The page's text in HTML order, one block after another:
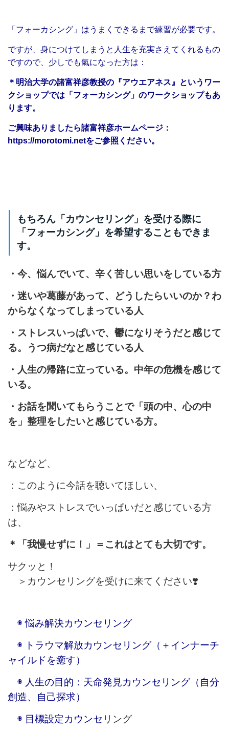
「フォーカシング」はうまくできるまで練習が必要です。
ですが、身につけてしまうと人生を充実さえてくれるもの
ですので、 少しでも氣になった方は：
＊明治大学の諸富祥彦教授の『アウエアネス』というワー
クショップでは「フォーカシング」のワークショップもあ
ります。
ご興味ありましたら諸富祥彦ホームページ：
https://morotomi.netをご参照ください。
もちろん「カウンセリング」を受ける際に
「フォーカシング」を希望することもできま
す。
・今、悩んでいて、辛く苦しい思いをしている方
・迷いや葛藤があって、どうしたらいいのか？わ
からなくなってしまっている人
・ストレスいっぱいで、鬱になりそうだと感じて
る。うつ病だなと感じている人
・人生の帰路に立っている。中年の危機を感じて
いる。
・お話を聞いてもらうことで「頭の中、心の中
を」整理をしたいと感じている方。
などなど、
：このように今話を聴いてほしい、
：悩みやストレスでいっぱいだと感じている方
は、
＊「我慢せずに！」＝これはとても大切です。
サクッと！
＞カウンセリングを受けに来てください❣️
◉ 悩み解決カウンセリング
◉ トラウマ解放カウンセリング（＋インナーチ
ャイルドを癒す）
◉ 人生の目的：天命発見カウンセリング（自分
創造、自己探求）
◉ 目標設定カウンセ リング